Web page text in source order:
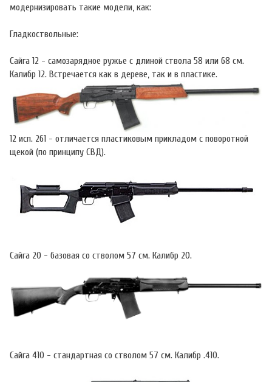
модернизировать такие модели, как:
Гладкоствольные:
Сайга 12 - самозарядное ружье с длиной ствола 58 или 68 см.
Калибр 12. Встречается как в дереве, так и в пластике.
12 исп. 261 - отличается пластиковым прикладом с поворотной
щекой (по принципу СВД).
Сайга 20 - базовая со стволом 57 см. Калибр 20.
Сайга 410 - стандартная со стволом 57 см. Калибр .410.